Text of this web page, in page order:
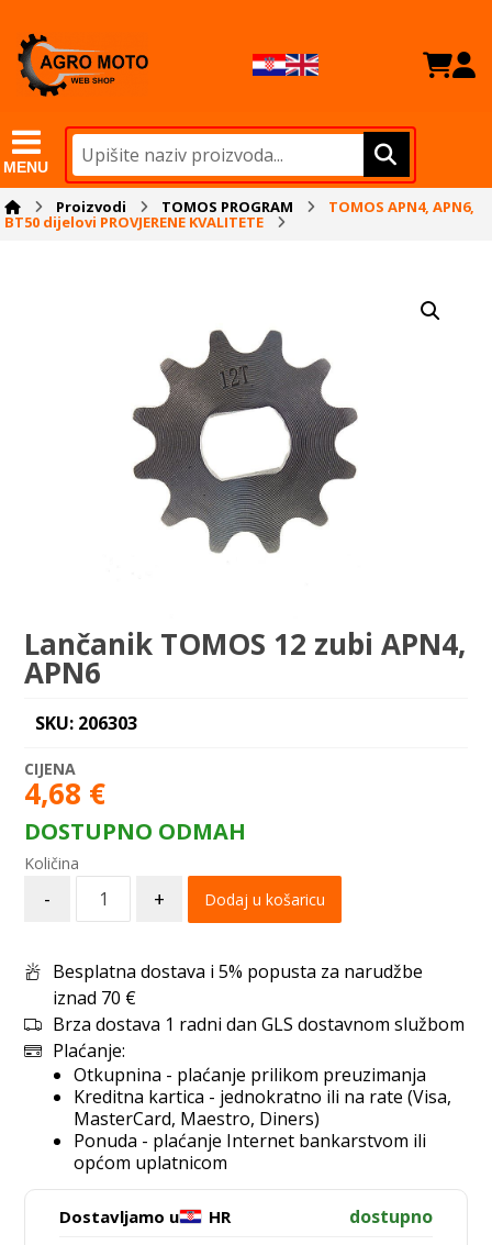
MENU
Proizvodi TOMOS PROGRAM TOMOS APN4, APN6,
BT50 dijelovi PROVJERENE KVALITETE
Lančanik TOMOS 12 zubi APN4,
APN6
SKU: 206303
4,68 €
DOSTUPNO ODMAH
- + Dodaj u košaricu
Besplatna dostava i 5% popusta za narudžbe
iznad 70 €
Brza dostava 1 radni dan GLS dostavnom službom
Plaćanje:
Otkupnina - plaćanje prilikom preuzimanja
Kreditna kartica - jednokratno ili na rate (Visa,
MasterCard, Maestro, Diners)
Ponuda - plaćanje Internet bankarstvom ili
općom uplatnicom
Dostavljamo u HR dostupno